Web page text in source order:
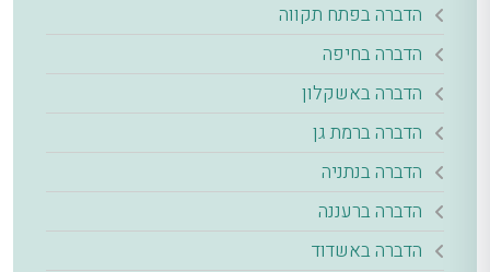
הדברה בפתח תקווה
הדברה בחיפה
הדברה באשקלון
הדברה ברמת גן
הדברה בנתניה
הדברה ברעננה
הדברה באשדוד